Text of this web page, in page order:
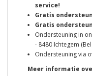
service!
Gratis
Gratis
Ondersteuning in
- 8480 Ichtegem
Ondersteuning via
Meer informatie